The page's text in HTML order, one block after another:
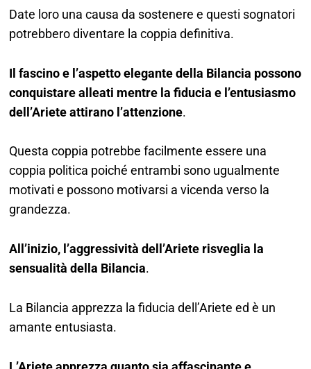
Date loro una causa da sostenere e questi sognatori
potrebbero diventare la coppia definitiva.
Il fascino e l’aspetto elegante della Bilancia possono
conquistare alleati mentre la fiducia e l’entusiasmo
dell’Ariete attirano l’attenzione.
Questa coppia potrebbe facilmente essere una
coppia politica poiché entrambi sono ugualmente
motivati e possono motivarsi a vicenda verso la
grandezza.
All’inizio, l’aggressività dell’Ariete risveglia la
sensualità della Bilancia.
La Bilancia apprezza la fiducia dell’Ariete ed è un
amante entusiasta.